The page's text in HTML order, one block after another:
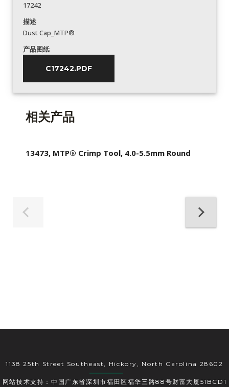
17242
描述
Dust Cap_MTP®
产品图纸
C17242.PDF
相关产品
13473, MTP® Crimp Tool, 4.0-5.5mm Round
1138 25th Street Southeast, Hickory, North Carolina 28602
网站技术支持：中国广东省深圳市福田区福华三路88号财富大厦51BCD1